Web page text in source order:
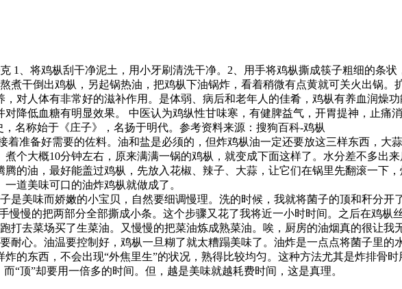
1、将鸡枞刮干净泥土，用小牙刷清洗干净。2、用手将鸡枞撕成筷子粗细的条
煮干倒出鸡枞，另起锅热油，把鸡枞下油锅炸，看着稍微有点黄就可关火出锅。
对人体有非常好的滋补作用。是体弱、病后和老年人的佳肴，鸡枞有养血润燥
降低血糖有明显效果。 中医认为鸡纵性甘味寒，有健脾益气，开胃提神，止痛
名称始于《庄子》，名扬于明代。参考资料来源：搜狗百科-鸡枞
准备好需要的佐料。油和盐是必须的，但炸鸡枞油一定还要放这三样东西，大
个大概10分钟左右，原来满满一锅的鸡枞，就变成下面这样了。水分差不多出
的油，最好能盖过鸡枞，先放入花椒、辣子、大蒜，让它们在锅里先翻滚一下
道美味可口的油炸鸡枞就做成了。
是美味而娇嫩的小宝贝，自然要细调慢理。洗的时候，我就将菌子的顶和秆分
慢慢的把两部分全部撕成小条。这个步骤又花了我将近一小时时间。之后在鸡枞
打去菜场买了生菜油。又慢慢的把菜油炼成熟菜油。唉，厨房的油烟真的很让我
耐心。油温要控制好，鸡枞一旦糊了就太糟蹋美味了。油炸是一点点将菌子里的
的东西，不会出现“外焦里生”的状况，熟得比较均匀。这种方法尤其是炸排骨时
“顶”却要用一倍多的时间。但，越是美味就越耗费时间，这是真理。